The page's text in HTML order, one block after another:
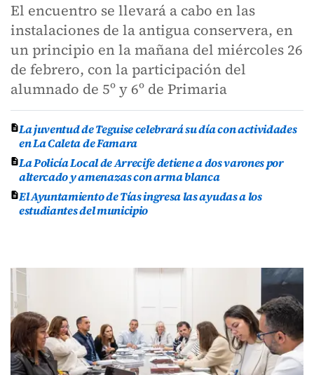
El encuentro se llevará a cabo en las
instalaciones de la antigua conservera, en
un principio en la mañana del miércoles 26
de febrero, con la participación del
alumnado de 5º y 6º de Primaria
La juventud de Teguise celebrará su día con actividades
en La Caleta de Famara
La Policía Local de Arrecife detiene a dos varones por
altercado y amenazas con arma blanca
El Ayuntamiento de Tías ingresa las ayudas a los
estudiantes del municipio